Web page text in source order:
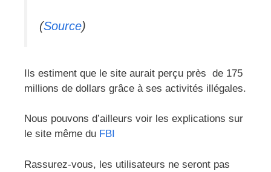
(Source)
Ils estiment que le site aurait perçu près de 175
millions de dollars grâce à ses activités illégales.
Nous pouvons d’ailleurs voir les explications sur
le site même du FBI
Rassurez-vous, les utilisateurs ne seront pas